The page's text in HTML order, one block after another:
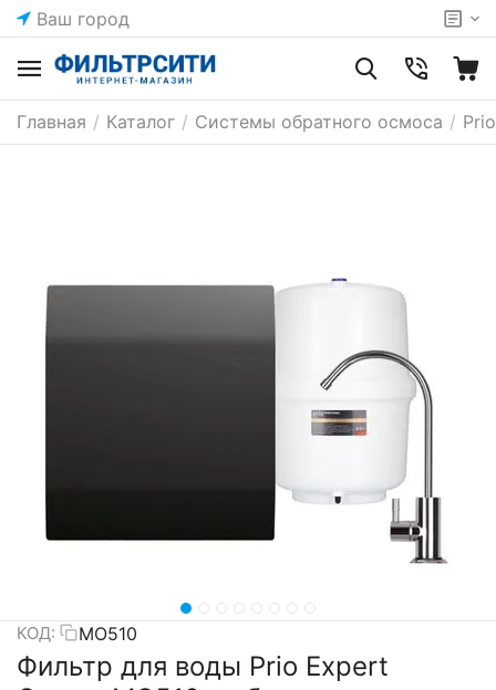
Ваш город
Главная / Каталог / Системы обратного осмоса /
КОД: MO510
Фильтр для воды Prio Expert